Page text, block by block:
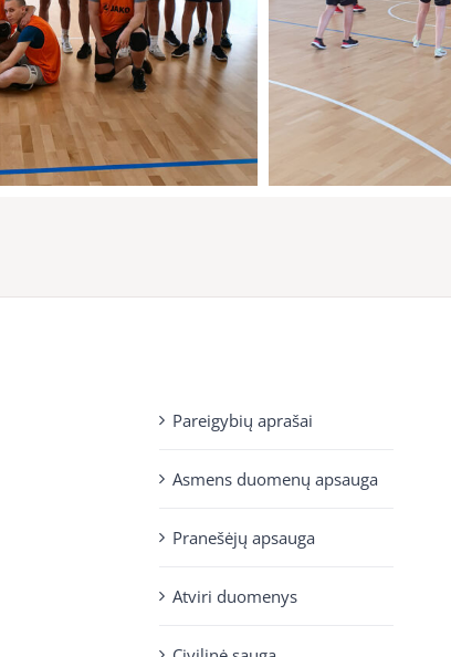
Pareigybių aprašai
Asmens duomenų apsauga
Pranešėjų apsauga
Atviri duomenys